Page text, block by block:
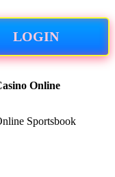
LOGIN
Online
Sportsbook